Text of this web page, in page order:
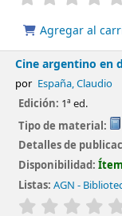
Agregar al
Cine argentino en
por España, Claudio
Edición: 1ª ed.
Tipo de material:
Detalles de
Disponibilidad:
Listas: AGN -
valoración